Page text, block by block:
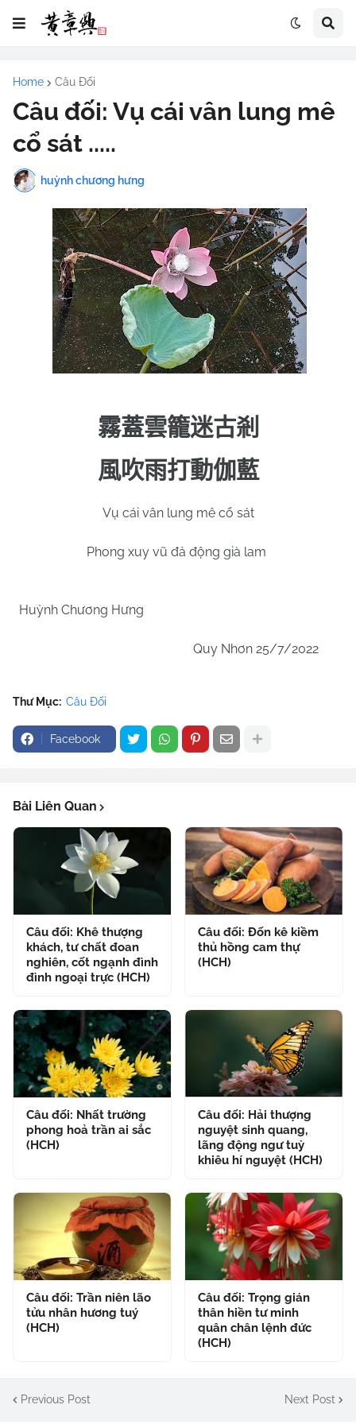
Home Câu Đối
Câu đối: Vụ cái vân lung mê
cổ sát .....
huỳnh chương hưng
霧蓋雲籠迷古剎
風吹雨打動伽藍
Vụ cái vân lung mê cổ sát
Phong xuy vũ đả động già lam
Huỳnh Chương Hưng
Quy Nhơn 25/7/2022
Thư Mục: Câu Đối
Facebook
Bài Liên Quan
Câu đối: Khê thượng
khách, tư chất đoan
nghiên, cốt ngạnh đình
đình ngoại trực (HCH)
Câu đối: Đốn kê kiềm
thủ hồng cam thự
(HCH)
Câu đối: Nhất trường
phong hoả trần ai sắc
(HCH)
Câu đối: Hải thượng
nguyệt sinh quang,
lãng động ngư tuỳ
khiêu hí nguyệt (HCH)
Câu đối: Trần niên lão
tửu nhân hương tuý
(HCH)
Câu đối: Trọng gián
thân hiền tư minh
quân chân lệnh đức
(HCH)
Previous Post Next Post